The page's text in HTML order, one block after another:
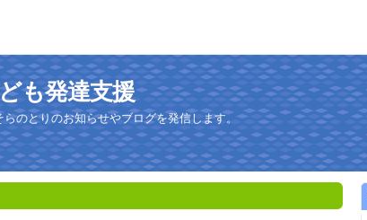
も発達支援
のとりのお知らせやブログを発信します。